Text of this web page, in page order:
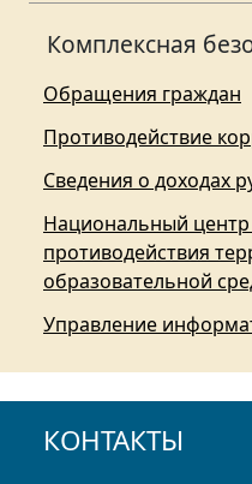
Комплексная
Обращения граждан
Противодействие
Сведения о доходах
Национальный
противодействия
образовательной
Управление
КОНТАКТЫ